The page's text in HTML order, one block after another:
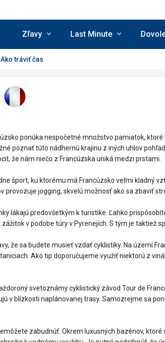
Zľavy Last Minute
Ako tráviť čas
ponúka nespočetné množstvo pamiatok,
poznať túto nádhernú krajinu z iných uhlov
že nám niečo z Francúzska uniká medzi prstami.
šport, ku ktorému má Francúzsko veľmi kladný
provozuje jogging, skvelú možnosť ako sa zbaviť
lákajú predovšetkým k turistike. Ľahko
v podobe túry v Pyrenejích. S tým je taktiež
že sa budete musieť vzdať cyklistiky. Na území
Ako tip doporučujeme využiť niektorú z
svetoznámy cyklistický závod Tour de
v blízkosti naplánovanej trasy. Samozrejme sa
zabudnúť. Okrem luxusných bazénov,